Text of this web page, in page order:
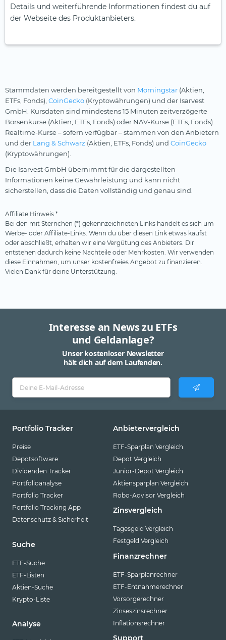
Details und weiterführende Informationen findest du auf
der Webseite des Produktanbieters.
Stammdaten werden bereitgestellt von Morningstar (Aktien,
ETFs, Fonds), CoinGecko (Kryptowährungen) und der Isarvest
GmbH. Kursdaten sind mindestens 15 Minuten zeitverzögerte
Börsenkurse (Aktien, ETFs, Fonds) oder NAV-Kurse (ETFs, Fonds).
Realtime-Kurse – sofern verfügbar – stammen von den Anbietern
und der Lang & Schwarz (Aktien, ETFs, Fonds) und CoinGecko
(Kryptowährungen).
Die Isarvest GmbH übernimmt für die dargestellten
Informationen keine Gewährleistung und kann nicht
sicherstellen, dass die Daten vollständig und genau sind.
Affiliate Hinweis *
Bei den mit Sternchen (*) gekennzeichneten Links handelt es sich um
Werbe- oder Affiliate-Links. Wenn du über diesen Link etwas kaufst
oder abschließt, erhalten wir eine Vergütung des Anbieters. Dir
entstehen dadurch keine Nachteile oder Mehrkosten. Wir verwenden
diese Einnahmen, um unser kostenfreies Angebot zu finanzieren.
Vielen Dank für deine Unterstützung.
Interesse an News zu ETFs
und Geldanlage?
Unser kostenloser Newsletter
hält dich auf dem Laufenden.
Portfolio Tracker
Preise
Depotsoftware
Dividenden Tracker
Portfolioanalyse
Portfolio Tracker
Portfolio Tracking App
Datenschutz & Sicherheit
Suche
ETF-Suche
ETF-Listen
Aktien-Suche
Krypto-Liste
Analyse
Anbietervergleich
ETF-Sparplan Vergleich
Depot Vergleich
Junior-Depot Vergleich
Aktiensparplan Vergleich
Robo-Advisor Vergleich
Zinsvergleich
Tagesgeld Vergleich
Festgeld Vergleich
Finanzrechner
ETF-Sparplanrechner
ETF-Entnahmerechner
Vorsorgerechner
Zinseszinsrechner
Inflationsrechner
Support